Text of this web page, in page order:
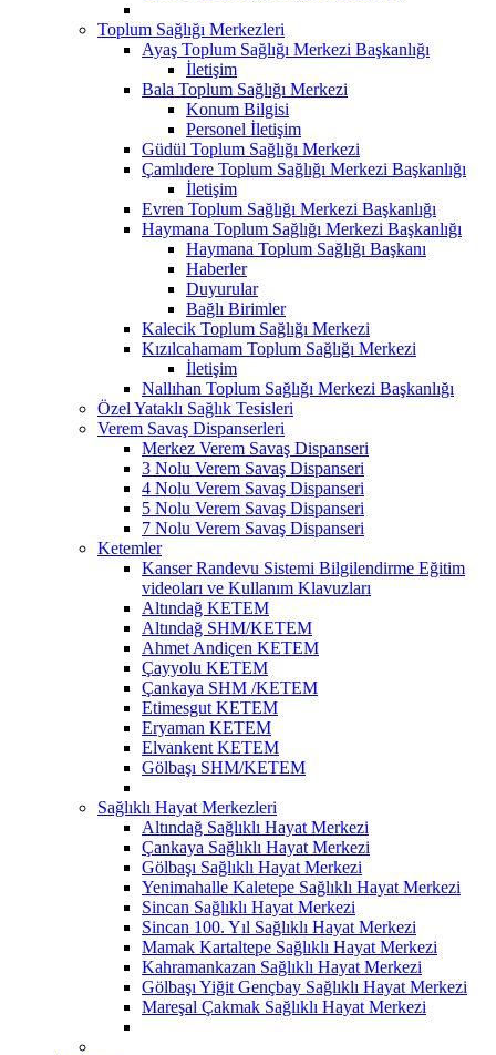
Toplum Sağlığı Merkezleri
Ayaş Toplum Sağlığı Merkezi Başkanlığı
İletişim
Bala Toplum Sağlığı Merkezi
Konum Bilgisi
Personel İletişim
Güdül Toplum Sağlığı Merkezi
Çamlıdere Toplum Sağlığı Merkezi Başkanlığı
İletişim
Evren Toplum Sağlığı Merkezi Başkanlığı
Haymana Toplum Sağlığı Merkezi Başkanlığı
Haymana Toplum Sağlığı Başkanı
Haberler
Duyurular
Bağlı Birimler
Kalecik Toplum Sağlığı Merkezi
Kızılcahamam Toplum Sağlığı Merkezi
İletişim
Nallıhan Toplum Sağlığı Merkezi Başkanlığı
Özel Yataklı Sağlık Tesisleri
Verem Savaş Dispanserleri
Merkez Verem Savaş Dispanseri
3 Nolu Verem Savaş Dispanseri
4 Nolu Verem Savaş Dispanseri
5 Nolu Verem Savaş Dispanseri
7 Nolu Verem Savaş Dispanseri
Ketemler
Kanser Randevu Sistemi Bilgilendirme Eğitim
videoları ve Kullanım Klavuzları
Altındağ KETEM
Altındağ SHM/KETEM
Ahmet Andiçen KETEM
Çayyolu KETEM
Çankaya SHM /KETEM
Etimesgut KETEM
Eryaman KETEM
Elvankent KETEM
Gölbaşı SHM/KETEM
Sağlıklı Hayat Merkezleri
Altındağ Sağlıklı Hayat Merkezi
Çankaya Sağlıklı Hayat Merkezi
Gölbaşı Sağlıklı Hayat Merkezi
Yenimahalle Kaletepe Sağlıklı Hayat Merkezi
Sincan Sağlıklı Hayat Merkezi
Sincan 100. Yıl Sağlıklı Hayat Merkezi
Mamak Kartaltepe Sağlıklı Hayat Merkezi
Kahramankazan Sağlıklı Hayat Merkezi
Gölbaşı Yiğit Gençbay Sağlıklı Hayat Merkezi
Mareşal Çakmak Sağlıklı Hayat Merkezi